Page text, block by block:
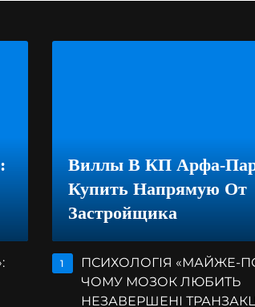
Виллы В КП Арфа-
Купить Напрямую От
Застройщика
1
ПСИХОЛОГІЯ «МАЙЖЕ-
ЧОМУ МОЗОК ЛЮБИТЬ
НЕЗАВЕРШЕНІ